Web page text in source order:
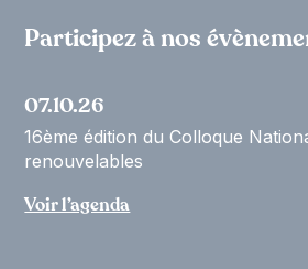
Participez à nos
07.10.26
16ème édition du Colloque
renouvelables
Voir l’agenda